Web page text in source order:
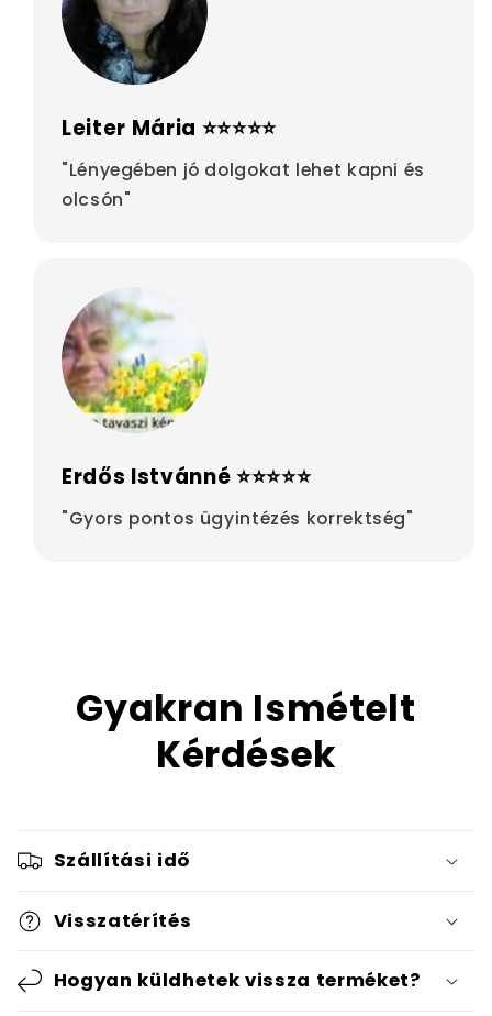
Leiter Mária ⭐⭐⭐⭐⭐
"Lényegében jó dolgokat lehet kapni és
olcsón"
Erdős Istvánné ⭐⭐⭐⭐⭐
"Gyors pontos ügyintézés korrektség"
Gyakran Ismételt
Kérdések
Szállítási idő
Visszatérítés
Hogyan küldhetek vissza terméket?